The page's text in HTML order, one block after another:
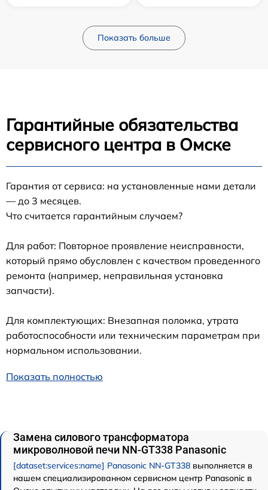
Показать больше
Гарантийные обязательства
сервисного центра в Омске
Гарантия от сервиса: на установленные нами детали
— до 3 месяцев.
Что считается гарантийным случаем?
Для работ: Повторное проявление неисправности,
который прямо обусловлен с качеством проведенного
ремонта (например, неправильная установка
запчасти).
Для комплектующих: Внезапная поломка, утрата
работоспособности или техническим параметрам при
нормальном использовании.
Показать полностью
Замена силового трансформатора
микроволновой печи NN-GT338 Panasonic
[dataset:services:name] Panasonic NN-GT338 выполняется в
нашем специализированном сервисном центр Panasonic в